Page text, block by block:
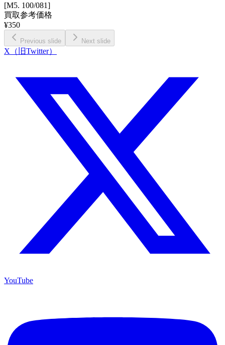
[M5. 100/081]
買取参考価格
¥350
Previous slide Next slide
X（旧Twitter）
YouTube